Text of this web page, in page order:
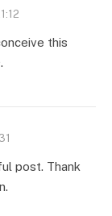
this
post. Thank